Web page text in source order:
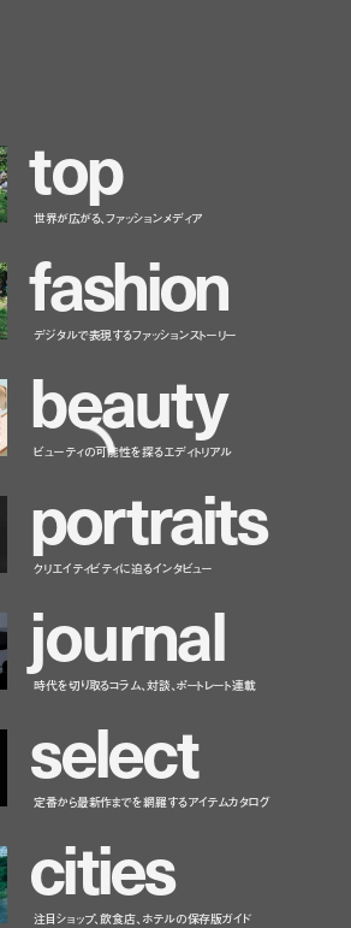
top
世界が広がる、ファッションメディア
fashion
デジタルで表現するファッションストーリー
beauty
ビューティの可能性を探るエディトリアル
portraits
クリエイティビティに迫るインタビュー
journal
時代を切り取るコラム、対談、ポートレート連載
select
定番から最新作までを網羅するアイテムカタログ
cities
注目ショップ、飲食店、ホテルの保存版ガイド